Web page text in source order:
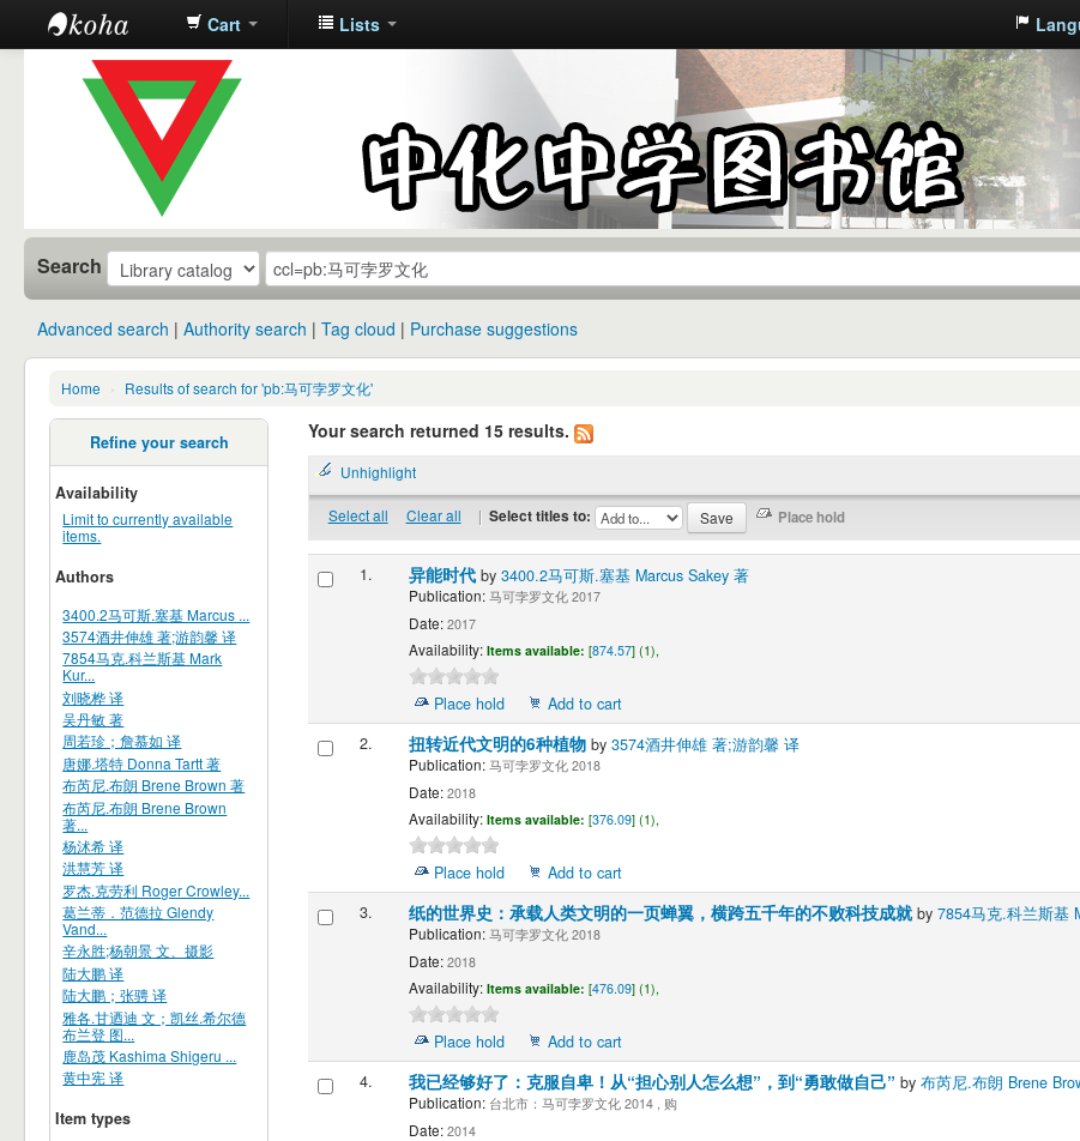
中化中学图
书馆馆藏目
Cart Lists
Search
Advanced search Authority search Tag cloud Purchase suggestions
Home › Results of search for 'pb:马可孛罗文化'
Refine your search
Availability
Limit to currently available
items.
Authors
3400.2马可斯.塞基 Marcus ...
3574酒井伸雄 著;游韵馨 译
7854马克.科兰斯基 Mark
Kur...
刘晓桦 译
吴丹敏 著
周若珍；詹慕如 译
唐娜.塔特 Donna Tartt 著
布芮尼.布朗 Brene Brown 著
布芮尼.布朗 Brene Brown
著...
杨沭希 译
洪慧芳 译
罗杰.克劳利 Roger Crowley...
葛兰蒂．范德拉 Glendy
Vand...
辛永胜;杨朝景 文、摄影
陆大鹏 译
陆大鹏；张骋 译
雅各.甘迺迪 文；凯丝.希尔德
布兰登 图...
鹿岛茂 Kashima Shigeru ...
黄中宪 译
Item types
Your search returned 15 results.
Unhighlight
Select all Clear all | Select titles to:
1. 异能时代 by 3400.2马可斯.塞基 Marcus Sakey 著
Publication:马可孛罗文化 2017
Date:2017
Availability: Items available: [874.57] (1),
Place hold
Add to cart
2.
扭转近代文明的6种植物 by 3574酒井伸雄 著;游韵馨 译
Publication:马可孛罗文化 2018
Date:2018
Availability: Items available: [376.09] (1),
Place hold
Add to cart
3.
纸的世界史：承载人类文明的一页蝉翼，横跨五千年的不败科技成就by 7854马克.科兰斯基
Publication:马可孛罗文化 2018
Date:2018
Availability: Items available: [476.09] (1),
Place hold
Add to cart
4.
我已经够好了：克服自卑！从“担心别人怎么想”，到“勇敢做自己” by 布芮尼.布朗 Brene
Publication:台北市：马可孛罗文化 2014 , 购
Date:2014